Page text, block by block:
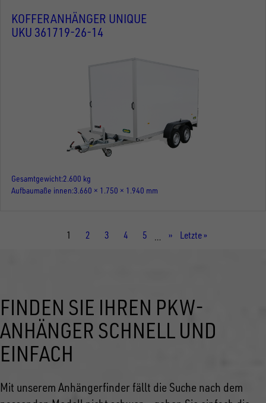
KOFFERANHÄNGER UNIQUE
UKU 361719-26-14
Gesamtgewicht 2.600 kg
Aufbaumaße innen 3.660 × 1.750 × 1.940 mm
Aktuelle
1 Seite
2 Seite
3 Seite
4 Seite
5 …
Nächste
››
Letzte
Letzte »
FINDEN SIE IHREN PKW-
ANHÄNGER SCHNELL UND
EINFACH
Mit unserem Anhängerfinder fällt die Suche nach dem